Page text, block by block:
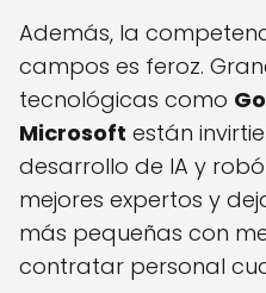
Además, la
campos es feroz.
tecnológicas como
Microsoft están
desarrollo de IA y
mejores expertos y
más pequeñas con
contratar personal